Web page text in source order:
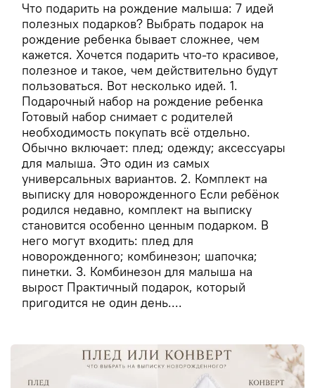
Что подарить на рождение малыша: 7 идей
полезных подарков? Выбрать подарок на
рождение ребенка бывает сложнее, чем
кажется. Хочется подарить что-то красивое,
полезное и такое, чем действительно будут
пользоваться. Вот несколько идей. 1.
Подарочный набор на рождение ребенка
Готовый набор снимает с родителей
необходимость покупать всё отдельно.
Обычно включает: плед; одежду; аксессуары
для малыша. Это один из самых
универсальных вариантов. 2. Комплект на
выписку для новорожденного Если ребёнок
родился недавно, комплект на выписку
становится особенно ценным подарком. В
него могут входить: плед для
новорожденного; комбинезон; шапочка;
пинетки. 3. Комбинезон для малыша на
вырост Практичный подарок, который
пригодится не один день....